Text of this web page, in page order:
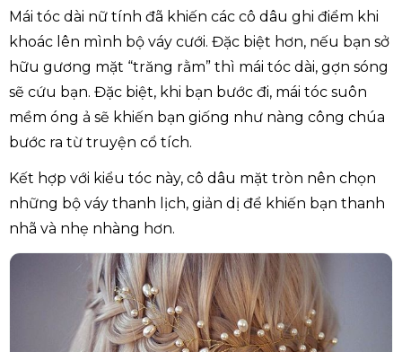
Mái tóc dài nữ tính đã khiến các cô dâu ghi điểm khi
khoác lên mình bộ váy cưới. Đặc biệt hơn, nếu bạn sở
hữu gương mặt “trăng rằm” thì mái tóc dài, gợn sóng
sẽ cứu bạn. Đặc biệt, khi bạn bước đi, mái tóc suôn
mềm óng ả sẽ khiến bạn giống như nàng công chúa
bước ra từ truyện cổ tích.
Kết hợp với kiểu tóc này, cô dâu mặt tròn nên chọn
những bộ váy thanh lịch, giản dị để khiến bạn thanh
nhã và nhẹ nhàng hơn.